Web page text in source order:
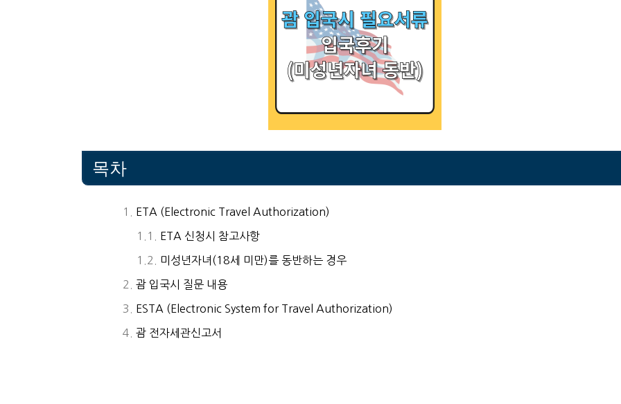
목차
ETA (Electronic Travel Authorization)
ETA 신청시 참고사항
미성년자녀(18세 미만)를 동반하는 경우
괌 입국시 질문 내용
ESTA (Electronic System for Travel Authorization)
괌 전자세관신고서